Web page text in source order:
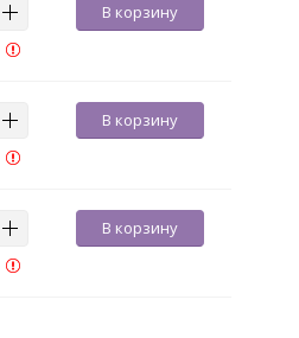
В корзину
В корзину
В корзину